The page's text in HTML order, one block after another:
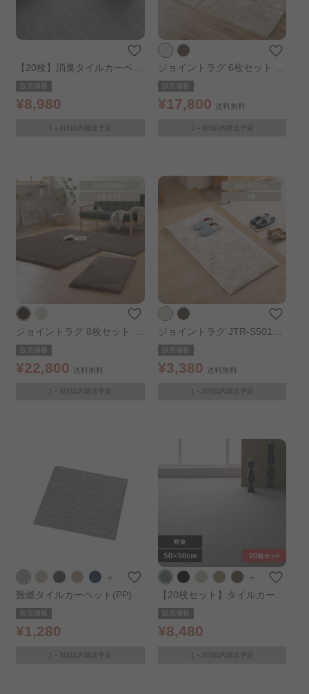
【20枚】消臭タイルカーペッ
ト 50×50 TKP-SS50 ミック
スグレー
販売価格
¥8,980
1～3日以内発送予定
ジョイントラグ 6枚セット JT
R-S5010 ベージュ
販売価格
¥17,800 送料無料
1～3日以内発送予定
ジョイントラグ 8枚セット JT
R-S5010 ブラウン
販売価格
¥22,800 送料無料
1～3日以内発送予定
ジョイントラグ JTR-S5010
ベージュ
販売価格
¥3,380 送料無料
1～3日以内発送予定
＋
難燃タイルカーペット(PP)50
×50TKP-PP50 グレー
販売価格
¥1,280
1～3日以内発送予定
＋
【20枚セット】タイルカーペ
ット 防炎 50×50cm シルバー
販売価格
¥8,480
1～3日以内発送予定